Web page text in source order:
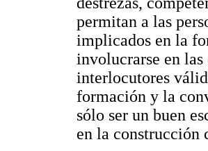
permitan a las
implicados en la
involucrarse en las
interlocutores
formación y la
sólo ser un buen
en la construcción